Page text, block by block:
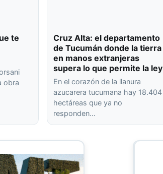
te
obra
Cruz Alta: el departamento
de Tucumán donde la tierra
en manos extranjeras
supera lo que permite la ley
En el corazón de la llanura
azucarera tucumana hay 18.404
hectáreas que ya no
responden…